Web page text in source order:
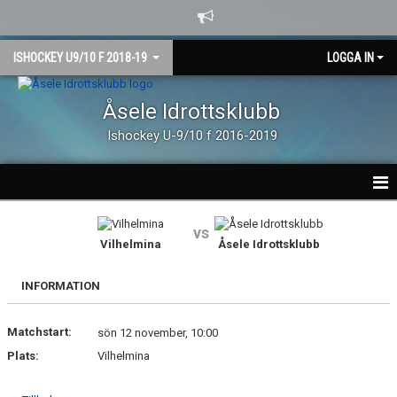
ISHOCKEY U9/10 F 2018-19 LOGGA IN
Åsele Idrottsklubb
Ishockey U-9/10 f 2016-2019
MATCHER
KALENDER
Vilhelmina
vs
Åsele Idrottsklubb
INFORMATION
Matchstart:
sön 12 november, 10:00
Plats:
Vilhelmina